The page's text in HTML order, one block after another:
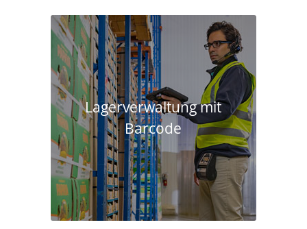
Lagerverwaltung mit
Barcode